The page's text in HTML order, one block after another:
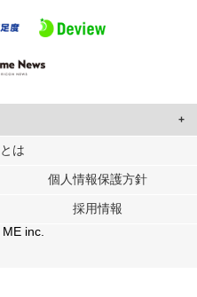
ザーに合わせたコンテンツや広告の
トナーに提供しています。
パートナーに提供した他の情報や、
したときに収集した他の情報を組み
は
個人情報保護方針
採用情報
inc.